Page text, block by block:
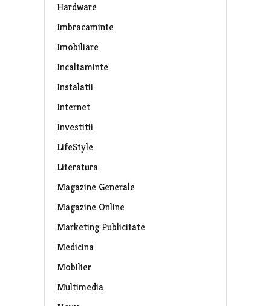
Hardware
Imbracaminte
Imobiliare
Incaltaminte
Instalatii
Internet
Investitii
LifeStyle
Literatura
Magazine Generale
Magazine Online
Marketing Publicitate
Medicina
Mobilier
Multimedia